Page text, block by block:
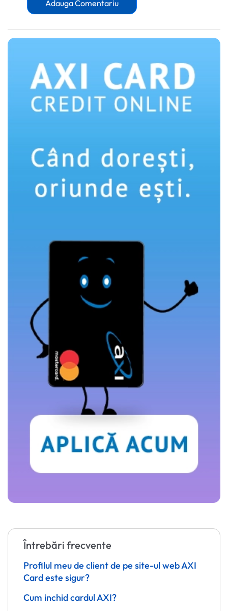
Adauga Comentariu
Întrebări frecvente
Profilul meu de client de pe site-ul web AXI
Card este sigur?
Cum inchid cardul AXI?